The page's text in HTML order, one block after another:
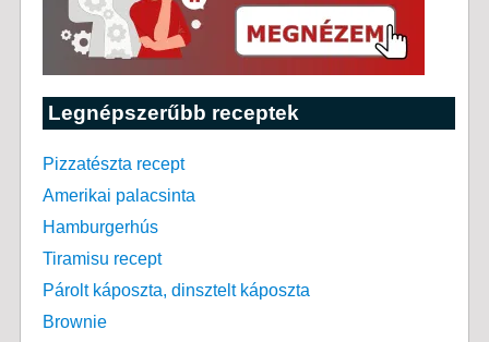
Legnépszerűbb receptek
Pizzatészta recept
Amerikai palacsinta
Hamburgerhús
Tiramisu recept
Párolt káposzta, dinsztelt káposzta
Brownie